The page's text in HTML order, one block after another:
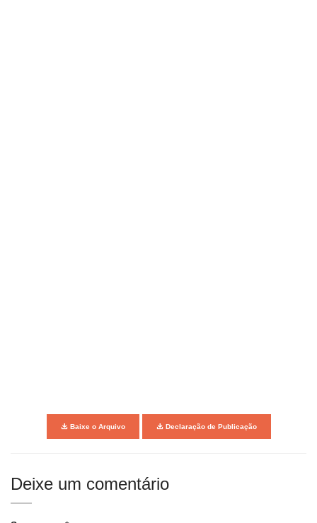
Baixe o Arquivo Declaração de Publicação
Deixe um comentário